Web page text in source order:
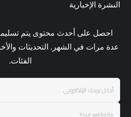
النشرة الإخبارية
احصل على أحدث محتوى يتم تسليمه
عدة مرات في الشهر. التحديثات
الفئات.